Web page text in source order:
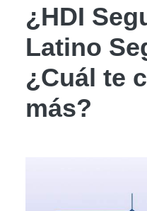
de
Hogar
Blog
¿HDI
Latino
¿Cuál te
más?